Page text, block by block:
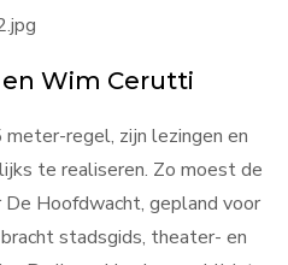
Wim Cerutti
regel, zijn lezingen en
te realiseren. Zo moest de
Hoofdwacht, gepland voor
stadsgids, theater- en